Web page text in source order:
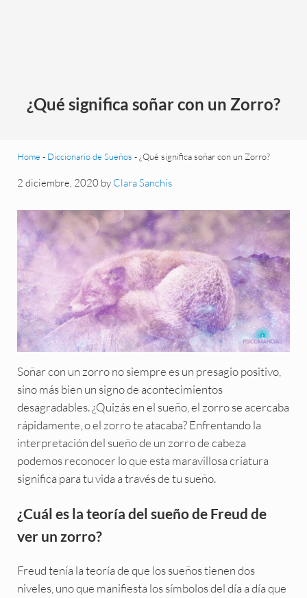
¿Qué significa soñar con un Zorro?
Home - Diccionario de Sueños -¿Qué significa soñar con un Zorro?
2 diciembre, 2020 by Clara Sanchís
Soñar con un zorro no siempre es un presagio positivo,
sino más bien un signo de acontecimientos
desagradables. ¿Quizás en el sueño, el zorro se acercaba
rápidamente, o el zorro te atacaba? Enfrentando la
interpretación del sueño de un zorro de cabeza
podemos reconocer lo que esta maravillosa criatura
significa para tu vida a través de tu sueño.
¿Cuál es la teoría del sueño de Freud de
ver un zorro?
Freud tenía la teoría de que los sueños tienen dos
niveles, uno que manifiesta los símbolos del día a día que